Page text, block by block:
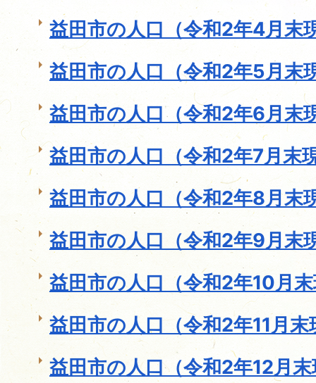
益田市の人口（令和2年4月末
益田市の人口（令和2年5月末
益田市の人口（令和2年6月末
益田市の人口（令和2年7月末
益田市の人口（令和2年8月末
益田市の人口（令和2年9月末
益田市の人口（令和2年10月
益田市の人口（令和2年11月末
益田市の人口（令和2年12月